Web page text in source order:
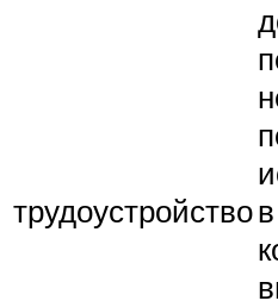
трудоустройство